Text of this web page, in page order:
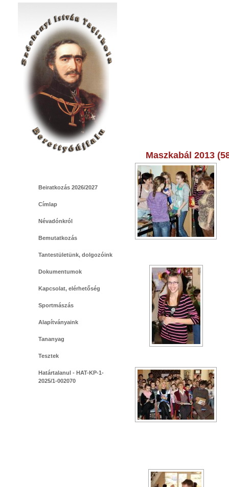
Beiratkozás 2026/2027
Címlap
Névadónkról
Bemutatkozás
Tantestületünk, dolgozóink
Dokumentumok
Kapcsolat, elérhetőség
Sportmászás
Alapítványaink
Tananyag
Tesztek
Határtalanul - HAT-KP-1-
2025/1-002070
Maszkabál 2013